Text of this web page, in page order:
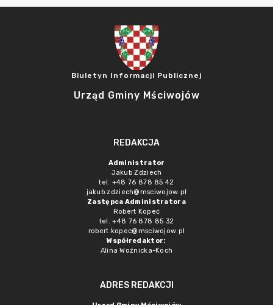
Biuletyn Informacji Publicznej
Urząd Gminy Mściwojów
REDAKCJA
Administrator
Jakub Zdziech
tel. +48 76 878 85 42
jakub.zdziech@msciwojow.pl
Zastępca Administratora
Robert Kopeć
tel. +48 76 878 85 32
robert.kopec@msciwojow.pl
Współredaktor:
Alina Woźnicka-Koch
ADRES REDAKCJI